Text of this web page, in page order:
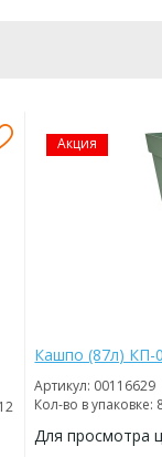
Акция
Кашпо (87л) КП-
Артикул: 00116629
Кол-во в упаковке:
Для просмотра